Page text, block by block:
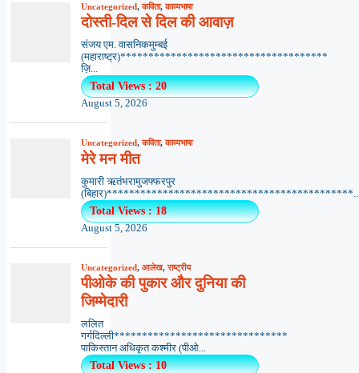
Uncategorized,कविता,काव्यभाषा
दोस्ती-दिल से दिल की आवाज़
संजय एम. वासनिकमुम्बई
(महाराष्ट्र)*************************************
ज़ि...
Total Views : 20
August 5, 2026
Uncategorized,कविता,काव्यभाषा
मेरे मन मीत
कुमारी ऋतंभरामुजफ्फरपुर
Total Views : 18
August 5, 2026
Uncategorized, आलेख,राष्ट्रीय
पीओके की पुकार और दुनिया की
जिम्मेदारी
ललित
गर्गदिल्ली*******************************
पाकिस्तान अधिकृत कश्मीर (पीओ...
Total Views : 10